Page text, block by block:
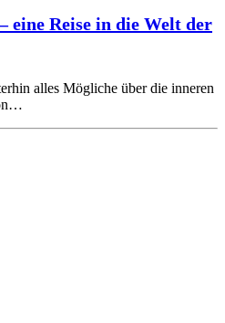
eine Reise in die Welt der
alles Mögliche über die inneren